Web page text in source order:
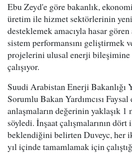
Ebu Zeyd'e göre bakanlık,
üretim ile hizmet sektörlerinin
desteklemek amacıyla hasar
sistem performansını geliştirmek
projelerini ulusal enerji
çalışıyor.
Suudi Arabistan Enerji
Sorumlu Bakan Yardımcısı Faysal
anlaşmaların değerinin yaklaşık
söyledi. İnşaat çalışmalarının
beklendiğini belirten Duveyc, her
yıl içinde tamamlamak için